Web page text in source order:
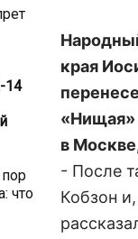
14
что
края
«Нищая»
в
- После
Кобзон